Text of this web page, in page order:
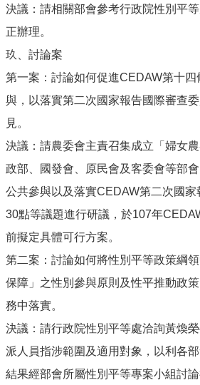
決議：請相關部會參考行政院性別平
正辦理。
玖、討論案
第一案：討論如何促進CEDAW第十
與，以落實第二次國家報告國際審查
見。
決議：請農委會主責召集成立「婦女
政部、國發會、原民會及客委會等部
公共參與以及落實CEDAW第二次國
30點等議題進行研議，於107年
前擬定具體可行方案。
第二案：討論如何將性別平等政策綱
保障」之性別參與原則及性平推動政
務中落實。
決議：請行政院性別平等處洽詢黃煥
派人員指涉範圍及適用對象，以利各
結果經部會所屬性別平等專案小組討